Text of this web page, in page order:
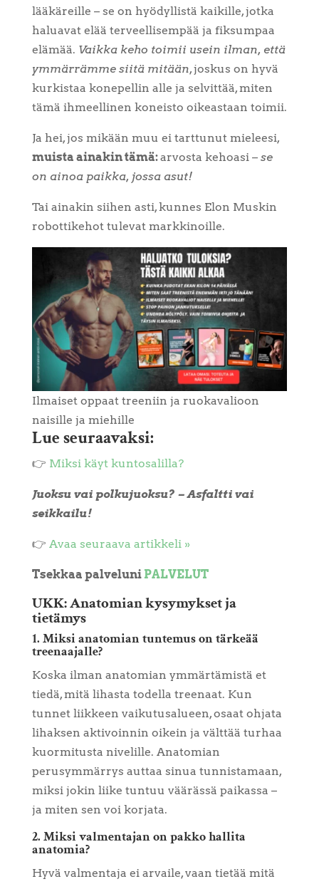
lääkäreille – se on hyödyllistä kaikille, jotka
haluavat elää terveellisempää ja fiksumpaa
elämää. Vaikka keho toimii usein ilman, että
ymmärrämme siitä mitään, joskus on hyvä
kurkistaa konepellin alle ja selvittää, miten
tämä ihmeellinen koneisto oikeastaan toimii.
Ja hei, jos mikään muu ei tarttunut mieleesi,
muista ainakin tämä:arvosta kehoasi – se
on ainoa paikka, jossa asut!
Tai ainakin siihen asti, kunnes Elon Muskin
robottikehot tulevat markkinoille.
Ilmaiset oppaat treeniin ja ruokavalioon
naisille ja miehille
Lue seuraavaksi:
👉 Miksi käyt kuntosalilla?
Juoksu vai polkujuoksu? – Asfaltti vai
seikkailu!
👉 Avaa seuraava artikkeli »
Tsekkaa palveluni PALVELUT
UKK: Anatomian kysymykset ja
tietämys
1. Miksi anatomian tuntemus on tärkeää
treenaajalle?
Koska ilman anatomian ymmärtämistä et
tiedä, mitä lihasta todella treenaat. Kun
tunnet liikkeen vaikutusalueen, osaat ohjata
lihaksen aktivoinnin oikein ja välttää turhaa
kuormitusta nivelille. Anatomian
perusymmärrys auttaa sinua tunnistamaan,
miksi jokin liike tuntuu väärässä paikassa –
ja miten sen voi korjata.
2. Miksi valmentajan on pakko hallita
anatomia?
Hyvä valmentaja ei arvaile, vaan tietää mitä